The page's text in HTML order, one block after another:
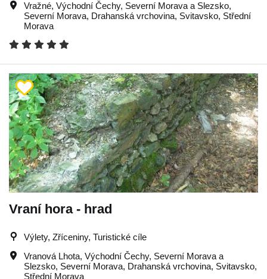
Vražné, Východní Čechy, Severní Morava a Slezsko,
Severní Morava, Drahanská vrchovina, Svitavsko, Střední
Morava
Vraní hora - hrad
Výlety, Zříceniny, Turistické cíle
Vranová Lhota, Východní Čechy, Severní Morava a
Slezsko, Severní Morava, Drahanská vrchovina, Svitavsko,
Střední Morava